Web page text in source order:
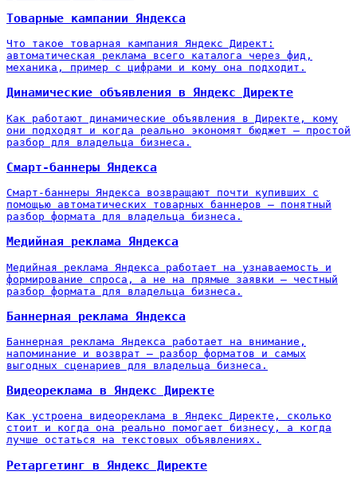
Товарные кампании Яндекса
Что такое товарная кампания Яндекс Директ:
автоматическая реклама всего каталога через фид,
механика, пример с цифрами и кому она подходит.
Динамические объявления в Яндекс Директе
Как работают динамические объявления в Директе, кому
они подходят и когда реально экономят бюджет — простой
разбор для владельца бизнеса.
Смарт-баннеры Яндекса
Смарт-баннеры Яндекса возвращают почти купивших с
помощью автоматических товарных баннеров — понятный
разбор формата для владельца бизнеса.
Медийная реклама Яндекса
Медийная реклама Яндекса работает на узнаваемость и
формирование спроса, а не на прямые заявки — честный
разбор формата для владельца бизнеса.
Баннерная реклама Яндекса
Баннерная реклама Яндекса работает на внимание,
напоминание и возврат — разбор форматов и самых
выгодных сценариев для владельца бизнеса.
Видеореклама в Яндекс Директе
Как устроена видеореклама в Яндекс Директе, сколько
стоит и когда она реально помогает бизнесу, а когда
лучше остаться на текстовых объявлениях.
Ретаргетинг в Яндекс Директе